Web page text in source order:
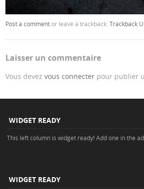
Post a commentor leave a trackback:Trackback
Laisser un commentaire
Vous devezvous connecter pour publier
WIDGET READY
This left column is widget ready! Add one in the
WIDGET READY